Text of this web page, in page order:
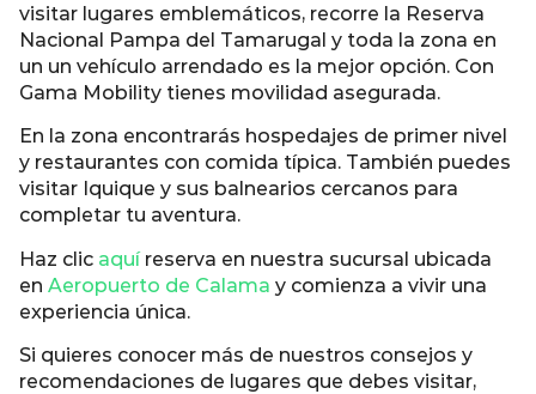
visitar lugares emblemáticos, recorre la Reserva
Nacional Pampa del Tamarugal y toda la zona en
un un vehículo arrendado es la mejor opción. Con
Gama Mobility tienes movilidad asegurada.
En la zona encontrarás hospedajes de primer nivel
y restaurantes con comida típica. También puedes
visitar Iquique y sus balnearios cercanos para
completar tu aventura.
Haz clic aquíreserva en nuestra sucursal ubicada
en Aeropuerto de Calama y comienza a vivir una
experiencia única.
Si quieres conocer más de nuestros consejos y
recomendaciones de lugares que debes visitar,